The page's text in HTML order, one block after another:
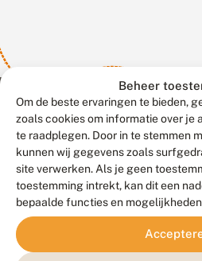
Beheer
Om de beste ervaringen te bieden,
zoals cookies om informatie over je
te raadplegen. Door in te stemmen
kunnen wij gegevens zoals
site verwerken. Als je geen
toestemming intrekt, kan dit een
bepaalde functies en
Contact
Veelgestelde vragen
Meld waarnemingen
© 2026
Duurzaam ontwikkeld door
Blue Field
Privacy
Sitemap